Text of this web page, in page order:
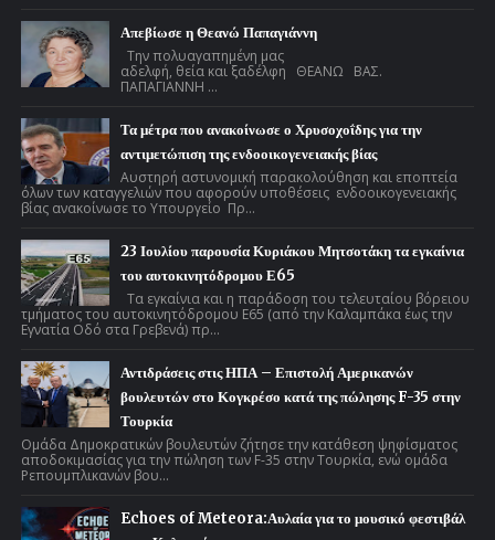
Απεβίωσε η Θεανώ Παπαγιάννη
Την πολυαγαπημένη μας
αδελφή, θεία και ξαδέλφη ΘΕΑΝΩ ΒΑΣ.
ΠΑΠΑΓΙΑΝΝΗ ...
Τα μέτρα που ανακοίνωσε ο Χρυσοχοΐδης για την
αντιμετώπιση της ενδοοικογενειακής βίας
Αυστηρή αστυνομική παρακολούθηση και εποπτεία
όλων των καταγγελιών που αφορούν υποθέσεις ενδοοικογενειακής
βίας ανακοίνωσε το Υπουργείο Πρ...
23 Ιουλίου παρουσία Κυριάκου Μητσοτάκη τα εγκαίνια
του αυτοκινητόδρομου Ε65
Τα εγκαίνια και η παράδοση του τελευταίου βόρειου
τμήματος του αυτοκινητόδρομου Ε65 (από την Καλαμπάκα έως την
Εγνατία Οδό στα Γρεβενά) πρ...
Αντιδράσεις στις ΗΠΑ – Επιστολή Αμερικανών
βουλευτών στο Κογκρέσο κατά της πώλησης F-35 στην
Τουρκία
Ομάδα Δημοκρατικών βουλευτών ζήτησε την κατάθεση ψηφίσματος
αποδοκιμασίας για την πώληση των F-35 στην Τουρκία, ενώ ομάδα
Ρεπουμπλικανών βου...
Echoes of Meteora:Αυλαία για το μουσικό φεστιβάλ